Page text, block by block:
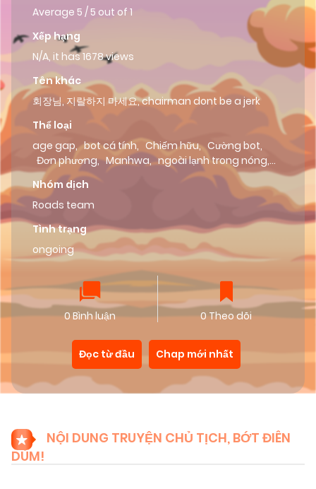
Average 5 / 5 out of 1
Xếp hạng
N/A, it has 1678 views
Tên khác
회장님, 지랄하지 마세요, chairman dont be a jerk
Thể loại
age gap, bot cá tính, Chiếm hữu, Cường bot,
Đơn phương, Manhwa, ngoài lạnh trong nóng,
tài phiệt, top tâm cơ
Nhóm dịch
Roads team
Tình trạng
ongoing
0 Bình luận 0 Theo dõi
Đọc từ đầu Chap mới nhất
NỘI DUNG TRUYỆN CHỦ TỊCH, BỚT ĐIÊN
DÙM!